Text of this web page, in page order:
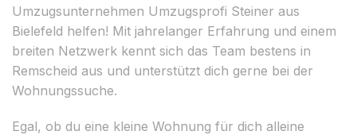
Umzugsunternehmen Umzugsprofi Steiner aus
Bielefeld helfen! Mit jahrelanger Erfahrung und einem
breiten Netzwerk kennt sich das Team bestens in
Remscheid aus und unterstützt dich gerne bei der
Wohnungssuche.
Egal, ob du eine kleine Wohnung für dich alleine